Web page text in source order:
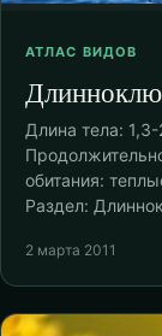
АТЛАС ВИДОВ
Длина тела:
обитания:
Раздел:
2 марта 2011